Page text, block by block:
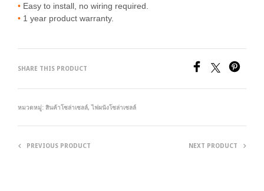
• Easy to install, no wiring required.
• 1 year product warranty.
SHARE THIS PRODUCT
หมวดหมู่: สินค้าโซล่าเซลล์,ไฟผนังโซล่าเซลล์
PREVIOUS PRODUCT NEXT PRODUCT